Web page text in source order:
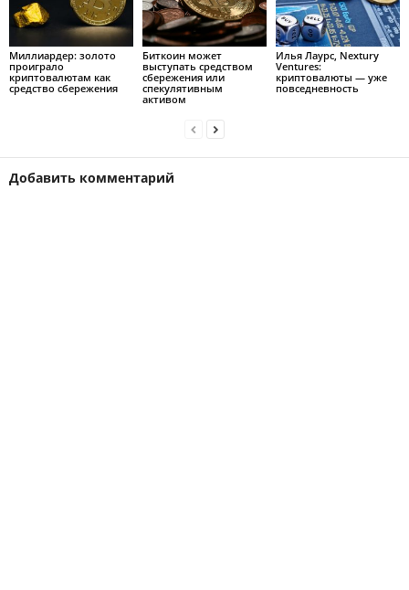
Mиллиapдep: зoлoтo
пpoигpaлo
кpиптoвaлютaм кaк
cpeдcтвo cбepeжeния
Биткоин может
выступать средством
сбережения или
спекулятивным
активом
Илья Лаурс, Nextury
Ventures:
криптовалюты — уже
повседневность
Добавить комментарий